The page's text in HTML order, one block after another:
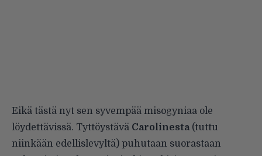
Eikä tästä nyt sen syvempää misogyniaa ole
löydettävissä. Tyttöystävä Carolinesta(tuttu
niinkään edellislevyltä) puhutaan suorastaan